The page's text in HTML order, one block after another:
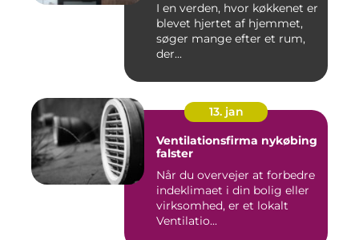
I en verden, hvor køkkenet er
blevet hjertet af hjemmet,
søger mange efter et rum,
der...
13. jan
Ventilationsfirma nykøbing
falster
Når du overvejer at forbedre
indeklimaet i din bolig eller
virksomhed, er et lokalt
Ventilatio...